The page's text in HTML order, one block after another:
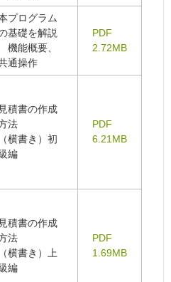
プログラム
基礎を解説
機能概要、
通操作
PDF
2.72MB
見積書の作成
法
（横書き）初
編
PDF
6.21MB
見積書の作成
法
（横書き）上
編
PDF
1.69MB